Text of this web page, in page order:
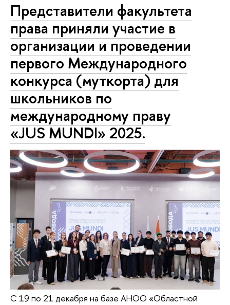
Представители факультета
права приняли участие в
организации и проведении
первого Международного
конкурса (муткорта) для
школьников по
международному праву
«JUS MUNDI» 2025.
С 19 по 21 декабря на базе АНОО «Областной